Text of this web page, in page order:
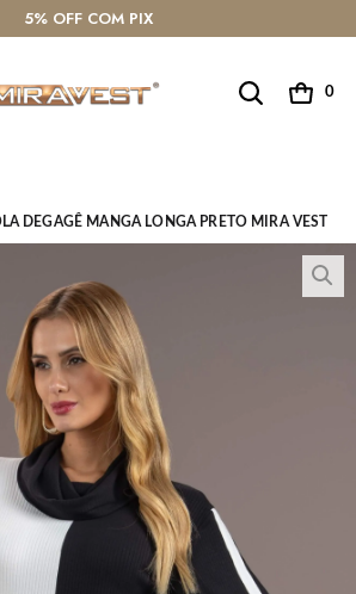
0
DEGAGÊ MANGA LONGA PRETO MIRA VEST